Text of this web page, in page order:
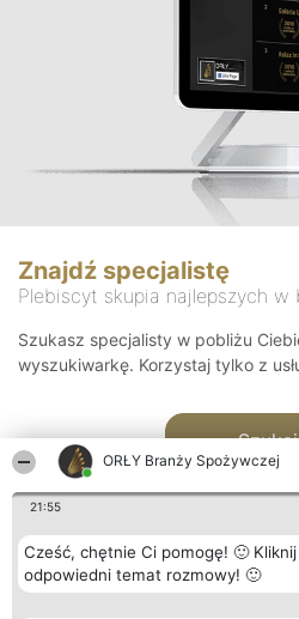
ORŁY Branży Spożywczej
21:55
Cześć, chętnie Ci pomogę! 🙂
odpowiedni temat rozmowy! 🙂
Znajdź specjalistę
Plebiscyt skupia najlepszych w
Szukasz specjalisty w pobliżu
wyszukiwarkę. Korzystaj tylko z
Szukaj